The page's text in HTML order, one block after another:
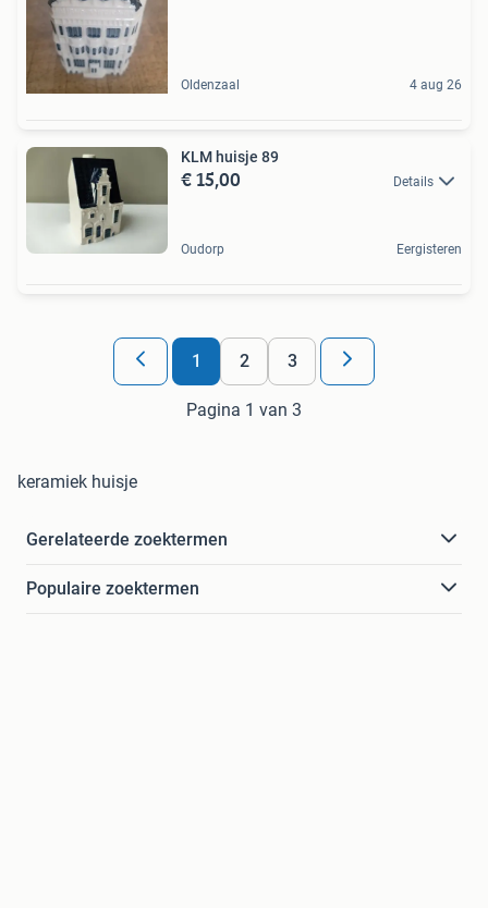
Oldenzaal 4 aug 26
KLM huisje 89
€ 15,00 Details
Oudorp Eergisteren
1 2 3
Pagina 1 van 3
keramiek huisje
Gerelateerde zoektermen
Populaire zoektermen